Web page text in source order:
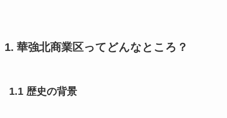
1. 華強北商業区ってどんなところ？
1.1 歴史の背景